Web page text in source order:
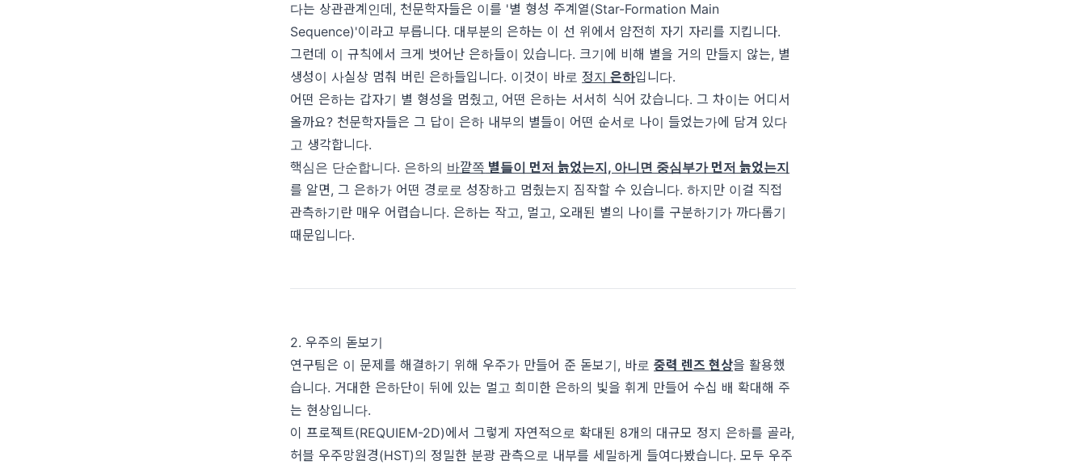
다는 상관관계인데, 천문학자들은 이를 '별 형성 주계열(Star-Formation Main
Sequence)'이라고 부릅니다. 대부분의 은하는 이 선 위에서 얌전히 자기 자리를 지킵니다.
그런데 이 규칙에서 크게 벗어난 은하들이 있습니다. 크기에 비해 별을 거의 만들지 않는, 별
생성이 사실상 멈춰 버린 은하들입니다. 이것이 바로 정지 은하입니다.
어떤 은하는 갑자기 별 형성을 멈췄고, 어떤 은하는 서서히 식어 갔습니다. 그 차이는 어디서
올까요? 천문학자들은 그 답이 은하 내부의 별들이 어떤 순서로 나이 들었는가에 담겨 있다
고 생각합니다.
핵심은 단순합니다. 은하의 바깥쪽 별들이 먼저 늙었는지, 아니면 중심부가 먼저 늙었는지
를 알면, 그 은하가 어떤 경로로 성장하고 멈췄는지 짐작할 수 있습니다. 하지만 이걸 직접
관측하기란 매우 어렵습니다. 은하는 작고, 멀고, 오래된 별의 나이를 구분하기가 까다롭기
때문입니다.
2. 우주의 돋보기
연구팀은 이 문제를 해결하기 위해 우주가 만들어 준 돋보기, 바로중력 렌즈 현상을 활용했
습니다. 거대한 은하단이 뒤에 있는 멀고 희미한 은하의 빛을 휘게 만들어 수십 배 확대해 주
는 현상입니다.
이 프로젝트(REQUIEM-2D)에서 그렇게 자연적으로 확대된 8개의 대규모 정지 은하를 골라,
허블 우주망원경(HST)의 정밀한 분광 관측으로 내부를 세밀하게 들여다봤습니다. 모두 우주